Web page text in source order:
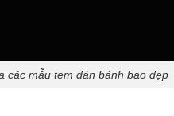
các mẫu tem dán bánh bao đẹp